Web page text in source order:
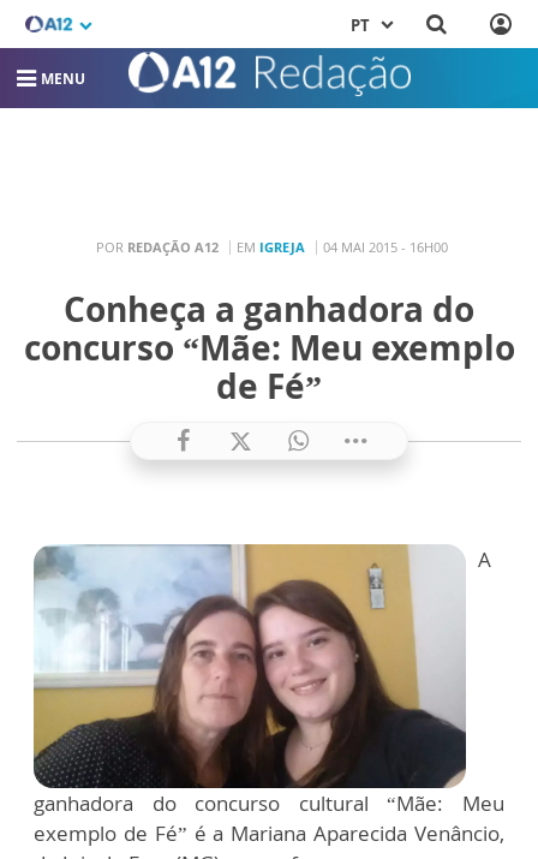
PT
MENU
POR REDAÇÃO A12 EM IGREJA 04 MAI 2015 - 16H00
Conheça a ganhadora do
concurso “Mãe: Meu exemplo
de Fé”
A
ganhadora do concurso cultural “Mãe: Meu
exemplo de Fé” é a Mariana Aparecida Venâncio,